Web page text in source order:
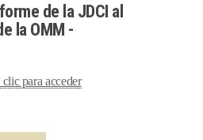
de la JDCI al
la OMM -
para acceder